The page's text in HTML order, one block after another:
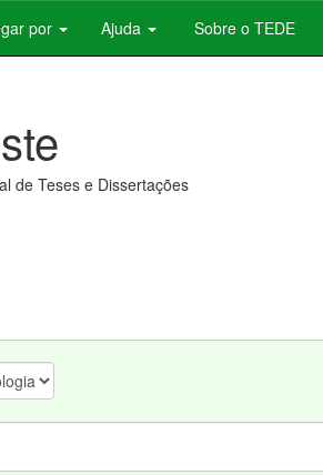
por Ajuda Sobre o TEDE
de Teses e Dissertações